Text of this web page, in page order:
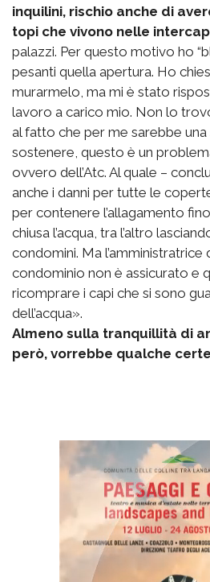
inquilini, rischio anche di
topi che vivono nelle
palazzi. Per questo motivo ho
pesanti quella apertura. Ho
murarmelo, ma mi è stato
lavoro a carico mio. Non lo
al fatto che per me sarebbe una
sostenere, questo è un
ovvero dell’Atc. Al quale –
anche i danni per tutte le
per contenere l’allagamento
chiusa l’acqua, tra l’altro
condomini. Ma l’amministratrice
condominio non è assicurato e
ricomprare i capi che si sono
dell’acqua».
Almeno sulla tranquillità di
però, vorrebbe qualche